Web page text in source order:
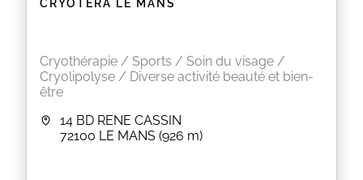
CRYOTERA LE MANS
Cryothérapie / Sports / Soin du visage /
Cryolipolyse / Diverse activité beauté et bien-
être
14 BD RENE CASSIN
72100 LE MANS (926 m)